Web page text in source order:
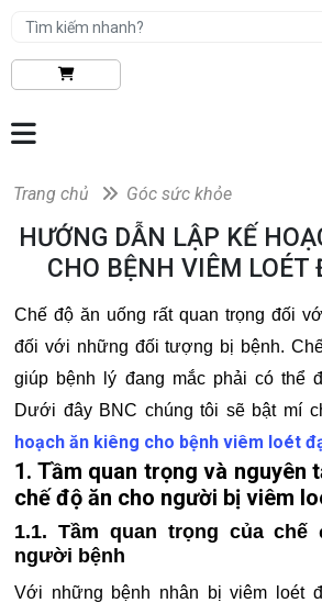
Trang chủ Góc sức khỏe
HƯỚNG DẪN LẬP KẾ
CHO BỆNH VIÊM LOÉT
Chế độ ăn uống rất quan trọng đối
đối với những đối tượng bị bệnh.
giúp bệnh lý đang mắc phải có thể
Dưới đây BNC chúng tôi sẽ bật mí
hoạch ăn kiêng cho bệnh viêm loét
1. Tầm quan trọng và nguyên
chế độ ăn cho người bị viêm
1.1. Tầm quan trọng của
người bệnh
Với những bệnh nhân bị viêm loét